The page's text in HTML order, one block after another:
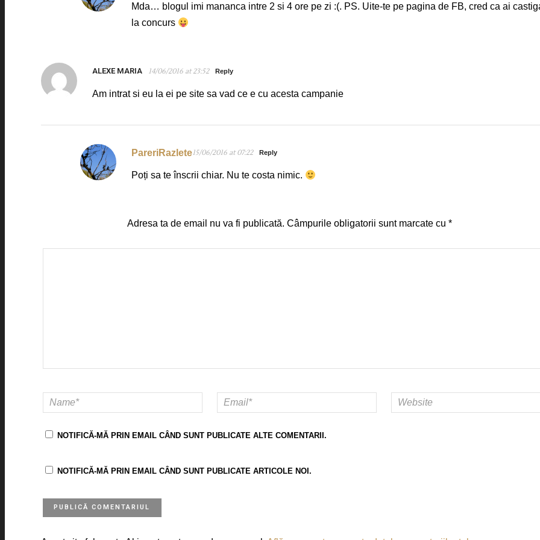
Mda… blogul imi mananca intre 2 si 4 ore pe zi :(. PS. Uite-te pe pagina de FB, cred ca ai
la concurs
ALEXE MARIA 14/06/2016 at 23:52 Reply
Am intrat si eu la ei pe site sa vad ce e cu acesta campanie
PareriRazlete15/06/2016 at 07:22 Reply
Poți sa te înscrii chiar. Nu te costa nimic.
Adresa ta de email nu va fi publicată. Câmpurile obligatorii sunt marcate cu *
NOTIFICĂ-MĂ PRIN EMAIL CÂND SUNT PUBLICATE ALTE COMENTARII.
NOTIFICĂ-MĂ PRIN EMAIL CÂND SUNT PUBLICATE ARTICOLE NOI.